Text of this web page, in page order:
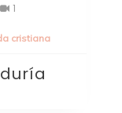
1
cristiana